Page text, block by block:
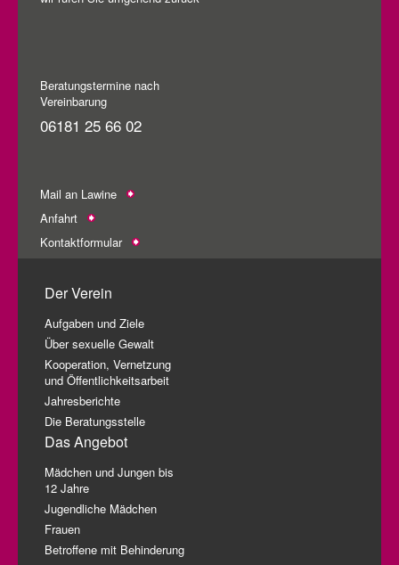
Beratungstermine nach
Vereinbarung
06181 25 66 02
Mail an Lawine
Anfahrt
Kontaktformular
Der Verein
Aufgaben und Ziele
Über sexuelle Gewalt
Kooperation, Vernetzung
und Öffentlichkeitsarbeit
Jahresberichte
Die Beratungsstelle
Das Angebot
Mädchen und Jungen bis
12 Jahre
Jugendliche Mädchen
Frauen
Betroffene mit Behinderung